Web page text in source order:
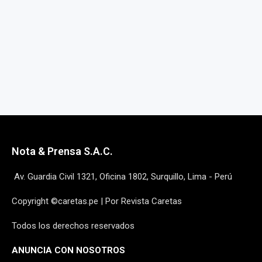
Nota & Prensa S.A.C.
Av. Guardia Civil 1321, Oficina 1802, Surquillo, Lima - Perú
Copyright ©caretas.pe | Por Revista Caretas
Todos los derechos reservados
ANUNCIA CON NOSOTROS